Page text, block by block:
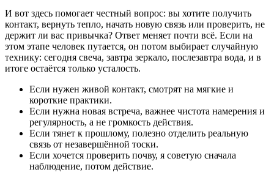
И вот здесь помогает честный вопрос: вы хотите получить
контакт, вернуть тепло, начать новую связь или проверить, не
держит ли вас привычка? Ответ меняет почти всё. Если на
этом этапе человек путается, он потом выбирает случайную
технику: сегодня свеча, завтра зеркало, послезавтра вода, и в
итоге остаётся только усталость.
Если нужен живой контакт, смотрят на мягкие и
короткие практики.
Если нужна новая встреча, важнее чистота намерения и
регулярность, а не громкость действия.
Если тянет к прошлому, полезно отделить реальную
связь от незавершённой тоски.
Если хочется проверить почву, я советую сначала
наблюдение, потом действие.